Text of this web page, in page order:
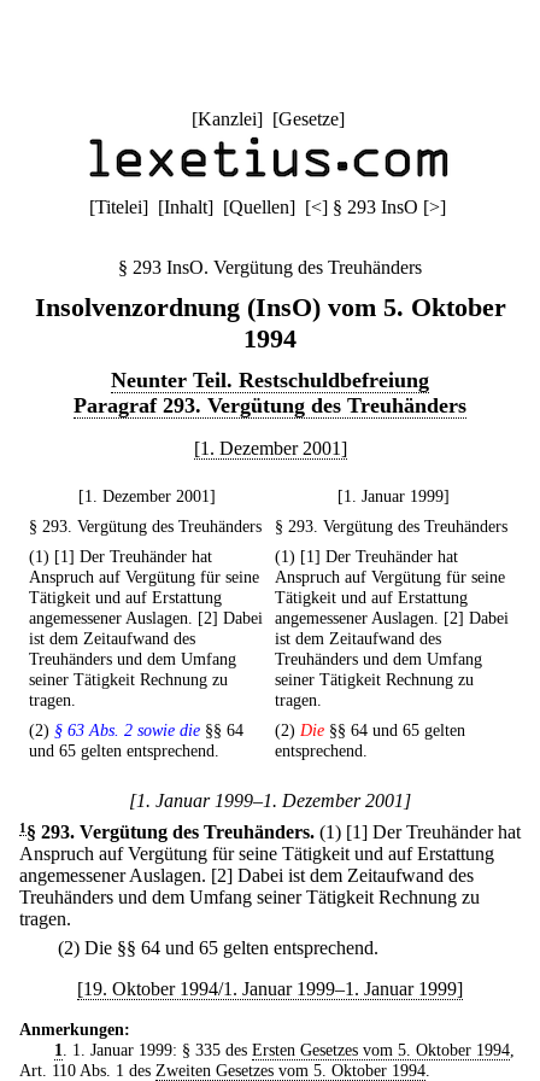
[Kanzlei] [Gesetze]
[Titelei] [Inhalt] [Quellen] [<] § 293 InsO [>]
§ 293 InsO. Vergütung des Treuhänders
Insolvenzordnung (InsO) vom 5. Oktober
1994
Neunter Teil. Restschuldbefreiung
Paragraf 293. Vergütung des Treuhänders
[1. Dezember 2001]
[1. Dezember 2001]
[1. Januar 1999]
§ 293. Vergütung des Treuhänders
§ 293. Vergütung des Treuhänders
(1) [1] Der Treuhänder hat
Anspruch auf Vergütung für seine
Tätigkeit und auf Erstattung
angemessener Auslagen. [2] Dabei
ist dem Zeitaufwand des
Treuhänders und dem Umfang
seiner Tätigkeit Rechnung zu
tragen.
(1) [1] Der Treuhänder hat
Anspruch auf Vergütung für seine
Tätigkeit und auf Erstattung
angemessener Auslagen. [2] Dabei
ist dem Zeitaufwand des
Treuhänders und dem Umfang
seiner Tätigkeit Rechnung zu
tragen.
(2) § 63 Abs. 2 sowie die §§ 64
und 65 gelten entsprechend.
(2) Die §§ 64 und 65 gelten
entsprechend.
[1. Januar 1999–1. Dezember 2001]
1§ 293. Vergütung des Treuhänders. (1) [1] Der Treuhänder hat
Anspruch auf Vergütung für seine Tätigkeit und auf Erstattung
angemessener Auslagen. [2] Dabei ist dem Zeitaufwand des
Treuhänders und dem Umfang seiner Tätigkeit Rechnung zu
tragen.
(2) Die §§ 64 und 65 gelten entsprechend.
[19. Oktober 1994/1. Januar 1999–1. Januar 1999]
Anmerkungen:
1
. 1. Januar 1999: § 335 des Ersten Gesetzes vom 5. Oktober 1994,
Art. 110 Abs. 1 des Zweiten Gesetzes vom 5. Oktober 1994